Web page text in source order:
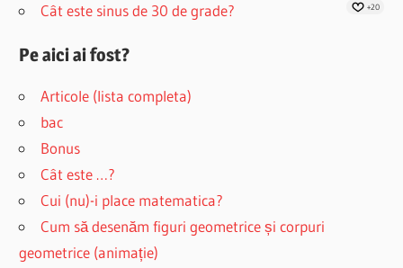
Cât este sinus de 30 de grade? +20
Pe aici ai fost?
Articole (lista completa)
bac
Bonus
Cât este …?
Cui (nu)-i place matematica?
Cum să desenăm figuri geometrice și corpuri
geometrice (animație)